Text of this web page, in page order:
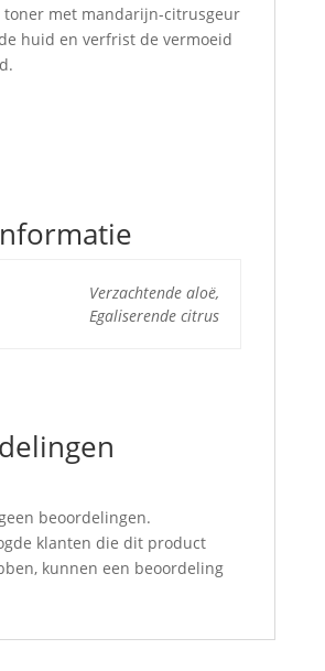
toner met mandarijn-citrusgeur
huid en verfrist de vermoeid
Verzachtende aloë,
Egaliserende citrus
beoordelingen.
klanten die dit product
kunnen een beoordeling